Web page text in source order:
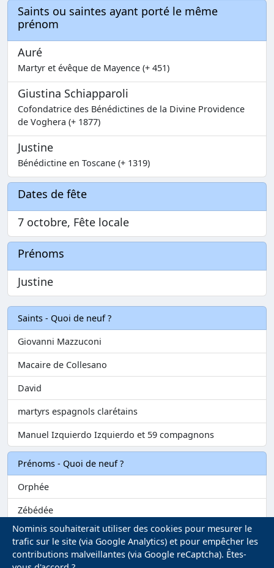
Saints ou saintes ayant porté le même
prénom
Auré
Martyr et évêque de Mayence (+ 451)
Giustina Schiapparoli
Cofondatrice des Bénédictines de la Divine Providence
de Voghera (+ 1877)
Justine
Bénédictine en Toscane (+ 1319)
Dates de fête
7 octobre, Fête locale
Prénoms
Justine
Saints - Quoi de neuf ?
Giovanni Mazzuconi
Macaire de Collesano
David
martyrs espagnols clarétains
Manuel Izquierdo Izquierdo et 59 compagnons
Prénoms - Quoi de neuf ?
Orphée
Zébédée
Melvil
Matilin
Nominis souhaiterait utiliser des cookies pour mesurer le
trafic sur le site (via Google Analytics) et pour empêcher les
contributions malveillantes (via Google reCaptcha). Êtes-